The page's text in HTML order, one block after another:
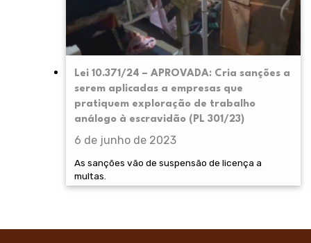
Lei 10.371/24 – APROVADA: Cria sanções a
serem aplicadas a empresas que
pratiquem exploração de trabalho
análogo à escravidão (PL 301/23)
6 de junho de 2023
As sanções vão de suspensão de licença a
multas.